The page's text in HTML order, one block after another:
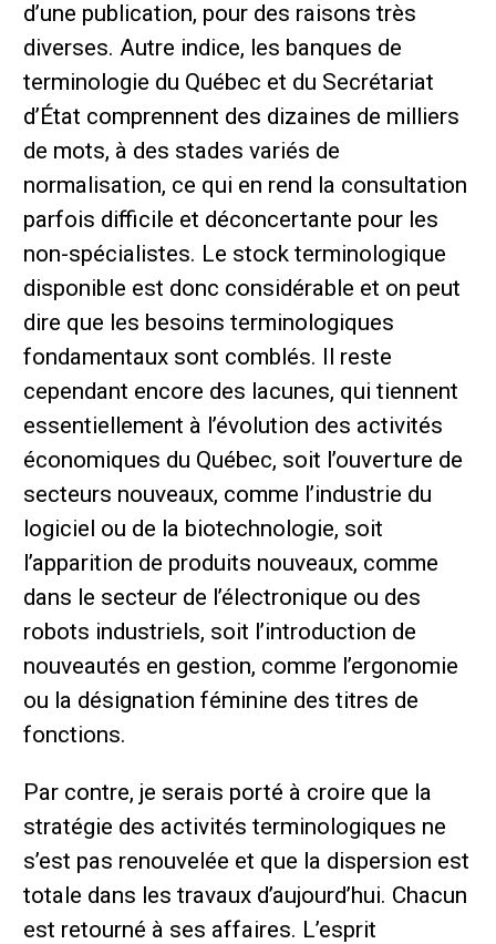
d’une publication, pour des raisons très
diverses. Autre indice, les banques de
terminologie du Québec et du Secrétariat
d’État comprennent des dizaines de milliers
de mots, à des stades variés de
normalisation, ce qui en rend la consultation
parfois difficile et déconcertante pour les
non-spécialistes. Le stock terminologique
disponible est donc considérable et on peut
dire que les besoins terminologiques
fondamentaux sont comblés. Il reste
cependant encore des lacunes, qui tiennent
essentiellement à l’évolution des activités
économiques du Québec, soit l’ouverture de
secteurs nouveaux, comme l’industrie du
logiciel ou de la biotechnologie, soit
l’apparition de produits nouveaux, comme
dans le secteur de l’électronique ou des
robots industriels, soit l’introduction de
nouveautés en gestion, comme l’ergonomie
ou la désignation féminine des titres de
fonctions.
Par contre, je serais porté à croire que la
stratégie des activités terminologiques ne
s’est pas renouvelée et que la dispersion est
totale dans les travaux d’aujourd’hui. Chacun
est retourné à ses affaires. L’esprit